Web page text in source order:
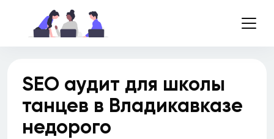
SEO аудит для школы
танцев в Владикавказе
недорого